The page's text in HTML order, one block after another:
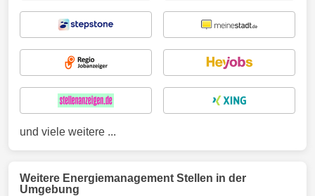
und viele weitere ...
Weitere Energiemanagement Stellen in der
Umgebung